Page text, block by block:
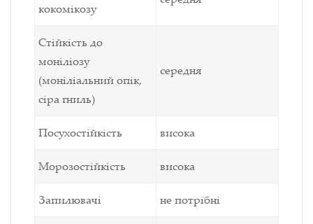
кокомікозу
Стійкість до
моніліозу
(моніліальний опік,
сіра гниль)
середня
Посухостійкість висока
Морозостійкість висока
Запилювачі не потрібні